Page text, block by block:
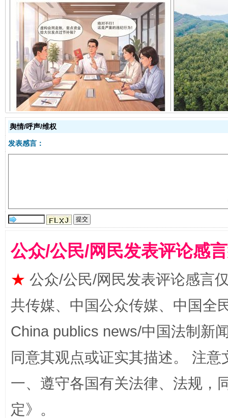
揭开“小金库”的免责幌子
舆情/呼声/维权
发表感言：
公众/公民/网民发表评论感
★ 公众/公民/网民发表评论感言
共传媒、中国公众传媒、中国全
China publics news/中国法制新
同意其观点或证实其描述。 注
一、遵守各国有关法律、法规，
定》。